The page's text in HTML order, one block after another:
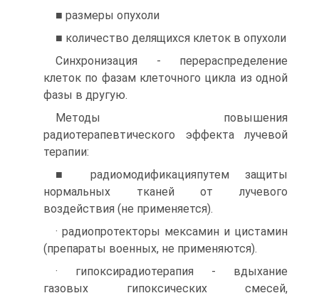
■ размеры опухоли
■ количество делящихся клеток в опухоли
Синхронизация - перераспределение
клеток по фазам клеточного цикла из одной
фазы в другую.
Методы повышения
радиотерапевтического эффекта лучевой
терапии:
■ радиомодификацияпутем защиты
нормальных тканей от лучевого
воздействия (не применяется).
· радиопротекторы мексамин и цистамин
(препараты военных, не применяются).
· гипоксирадиотерапия - вдыхание
газовых гипоксических смесей,